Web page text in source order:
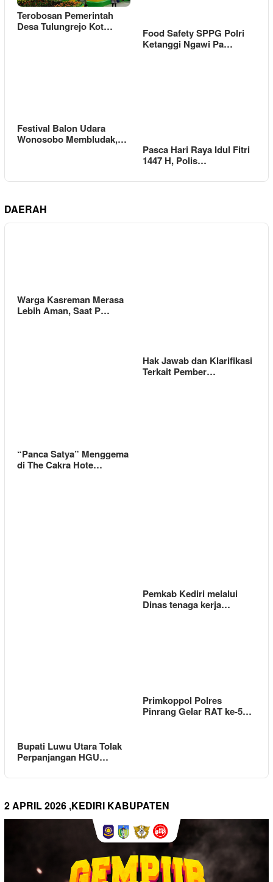
Terobosan Pemerintah
Desa Tulungrejo Kot…
Food Safety SPPG Polri
Ketanggi Ngawi Pa…
Festival Balon Udara
Wonosobo Membludak,…
Pasca Hari Raya Idul Fitri
1447 H, Polis…
DAERAH
Warga Kasreman Merasa
Lebih Aman, Saat P…
Hak Jawab dan Klarifikasi
Terkait Pember…
“Panca Satya” Menggema
di The Cakra Hote…
Pemkab Kediri melalui
Dinas tenaga kerja…
Bupati Luwu Utara Tolak
Perpanjangan HGU…
Primkoppol Polres
Pinrang Gelar RAT ke-5…
2 APRIL 2026 ,KEDIRI KABUPATEN